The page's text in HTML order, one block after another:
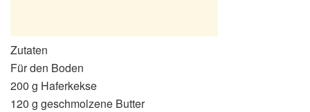
Zutaten
Für den Boden
200 g Haferkekse
120 g geschmolzene Butter